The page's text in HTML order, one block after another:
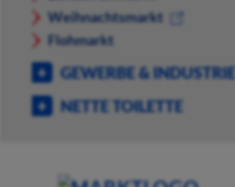
Weihnachtsmarkt
Flohmarkt
GEWERBE & INDUSTRIE
NETTE TOILETTE